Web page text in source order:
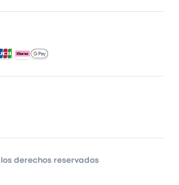
derechos reservados